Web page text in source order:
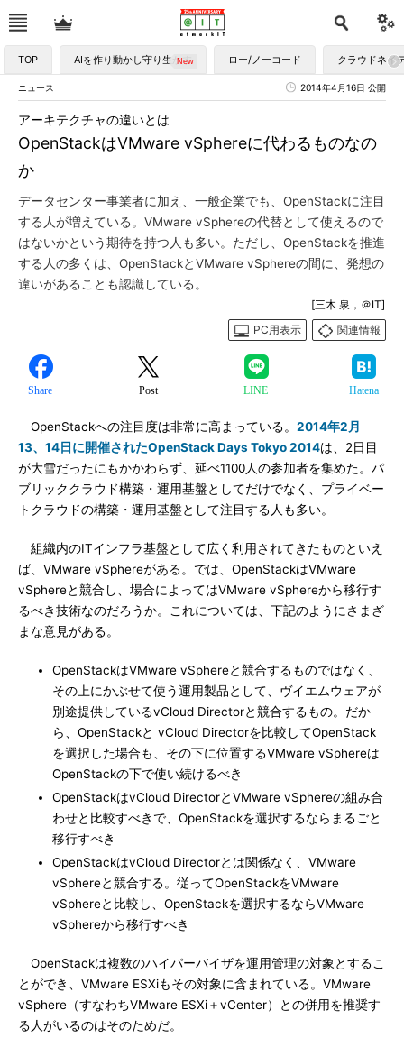
TOP AIを作り動かし守り生かす ロー/ノーコード クラウドネイ
ニュース 2014年4月16日 公開
OpenStackはVMware vSphereに代わるものなの
か
アーキテクチャの違いとは
データセンター事業者に加え、一般企業でも、OpenStackに注目
する人が増えている。VMware vSphereの代替として使えるので
はないかという期待を持つ人も多い。ただし、OpenStackを推進
する人の多くは、OpenStackとVMware vSphereの間に、発想の
違いがあることも認識している。
[三木 泉，＠IT]
PC用表示
関連情報
Share Post LINE Hatena
OpenStackへの注目度は非常に高まっている。 2014年2月
13、14日に開催されたOpenStack Days Tokyo 2014は、2日目
が大雪だったにもかかわらず、延べ1100人の参加者を集めた。パ
ブリッククラウド構築・運用基盤としてだけでなく、プライベー
トクラウドの構築・運用基盤として注目する人も多い。
組織内のITインフラ基盤として広く利用されてきたものといえ
ば、VMware vSphereがある。では、OpenStackはVMware
vSphereと競合し、場合によってはVMware vSphereから移行す
るべき技術なのだろうか。これについては、下記のようにさまざ
まな意見がある。
OpenStackはVMware vSphereと競合するものではなく、
その上にかぶせて使う運用製品として、ヴイエムウェアが
別途提供しているvCloud Directorと競合するもの。だか
ら、OpenStackと vCloud Directorを比較してOpenStack
を選択した場合も、その下に位置するVMware vSphereは
OpenStackの下で使い続けるべき
OpenStackはvCloud DirectorとVMware vSphereの組み合
わせと比較すべきで、OpenStackを選択するならまるごと
移行すべき
OpenStackはvCloud Directorとは関係なく、VMware
vSphereと競合する。従ってOpenStackをVMware
vSphereと比較し、OpenStackを選択するならVMware
vSphereから移行すべき
OpenStackは複数のハイパーバイザを運用管理の対象とするこ
とができ、VMware ESXiもその対象に含まれている。VMware
vSphere（すなわちVMware ESXi＋vCenter）との併用を推奨す
る人がいるのはそのためだ。